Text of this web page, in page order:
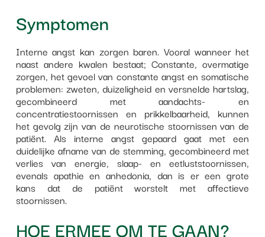
Symptomen
Interne angst kan zorgen baren. Vooral wanneer het
naast andere kwalen bestaat; Constante, overmatige
zorgen, het gevoel van constante angst en somatische
problemen: zweten, duizeligheid en versnelde hartslag,
gecombineerd met aandachts- en
concentratiestoornissen en prikkelbaarheid, kunnen
het gevolg zijn van de neurotische stoornissen van de
patiënt. Als interne angst gepaard gaat met een
duidelijke afname van de stemming, gecombineerd met
verlies van energie, slaap- en eetluststoornissen,
evenals apathie en anhedonia, dan is er een grote
kans dat de patiënt worstelt met affectieve
stoornissen.
HOE ERMEE OM TE GAAN?